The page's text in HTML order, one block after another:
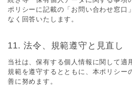
ポリシーに記載の「お問い合わせ窓⼝
なく回答いたします。
法令、規範遵守と⾒直し
当社は、保有する個⼈情報に関して適
規範を遵守するとともに、本ポリシー
善に努めます。